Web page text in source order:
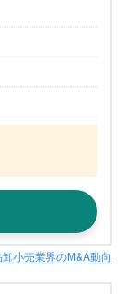
小売業界のM&A動向